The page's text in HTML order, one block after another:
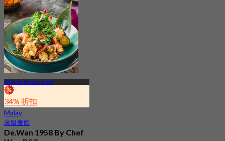
Wilayah Persekutuan
34% 折扣
Malay
高級餐飲
De.Wan 1958 By Chef